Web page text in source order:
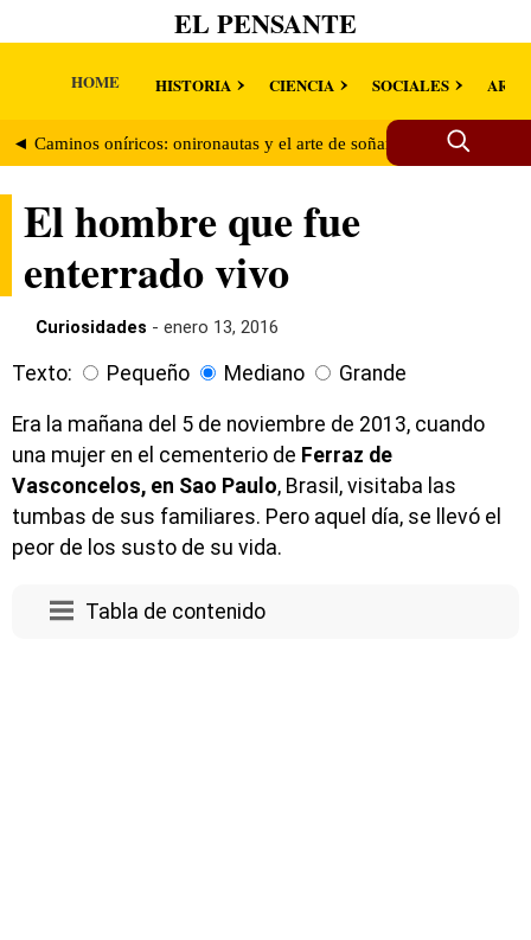
EL PENSANTE
HOME HISTORIA CIENCIA SOCIALES
◄ Caminos oníricos: onironautas y el arte de soñar lúcido
El hombre que fue
enterrado vivo
Curiosidades - enero 13, 2016
Texto: Pequeño Mediano Grande
Era la mañana del 5 de noviembre de 2013, cuando
una mujer en el cementerio de Ferraz de
Vasconcelos, en Sao Paulo, Brasil, visitaba las
tumbas de sus familiares. Pero aquel día, se llevó el
peor de los susto de su vida.
Tabla de contenido